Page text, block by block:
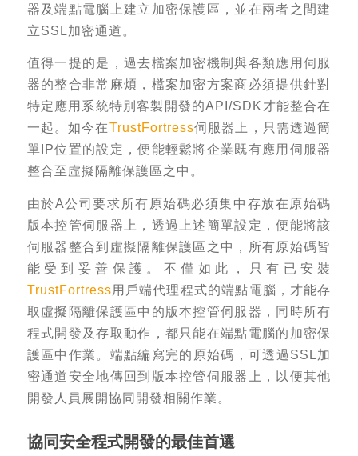
器及端點電腦上建立加密保護區，並在兩者之間建
立SSL加密通道。
值得一提的是，過去檔案加密機制與各類應用伺服
器的整合非常麻煩，檔案加密方案商必須提供針對
特定應用系統特別客製開發的API/SDK才能整合在
一起。如今在TrustFortress伺服器上，只需透過簡
單IP位置的設定，便能輕鬆將企業既有應用伺服器
整合至虛擬隔離保護區之中。
由於A公司要求所有原始碼必須集中存放在原始碼
版本控管伺服器上，透過上述簡單設定，便能將該
伺服器整合到虛擬隔離保護區之中，所有原始碼皆
能受到妥善保護。不僅如此，只有已安裝
TrustFortress用戶端代理程式的端點電腦，才能存
取虛擬隔離保護區中的版本控管伺服器，同時所有
程式開發及存取動作，都只能在端點電腦的加密保
護區中作業。端點編寫完的原始碼，可透過SSL加
密通道安全地傳回到版本控管伺服器上，以便其他
開發人員展開協同開發相關作業。
協同安全程式開發的最佳首選